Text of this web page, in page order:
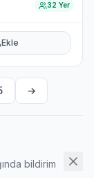
32 Yer
Ekle
→
bildirim